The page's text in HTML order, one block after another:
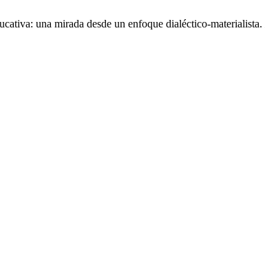
una mirada desde un enfoque dialéctico-materialista.